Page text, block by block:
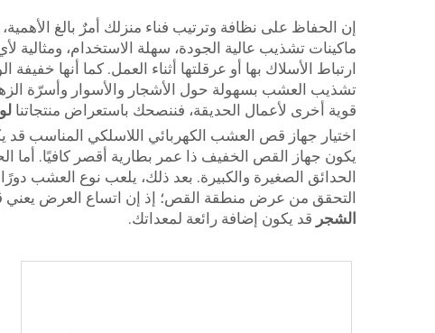
إن الحفاظ على نظافة وترتيب فناء منزلك أمرٌ بالغ
ماكينات تشذيب عالية الجودة، سهلة الاستخدام،
ارتباط الأسلاك بها أو عرقلتها أثناء العمل. كما أنها
تشذيب العشب بسهولة حول الأشجار والأسوار وأسرّة
قوية أخرى لأعمال الحديقة، فننصحك باستعراض منتجاتنا
اختيار جهاز قص العشب الكهربائي اللاسلكي المناسب
يكون جهاز القص الخفيف ذا عمر بطارية أقصر كافيًا. أما
الحدائق الصغيرة والكبيرة. بعد ذلك، يلعب نوع
التحقق من عرض منطقة القص؛ إذ إن اتساع العرض يعني
الشجر قد يكون إضافة رائعة لمعداتك.